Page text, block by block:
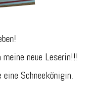
neue Leserin!!!
Schneekönigin,